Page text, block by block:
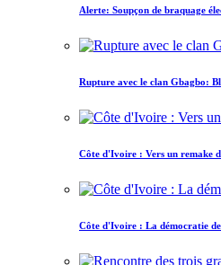
Alerte: Soupçon de braquage
Rupture avec le clan Gbagbo:
Côte d'Ivoire : Vers un remake
Côte d'Ivoire : La démocratie